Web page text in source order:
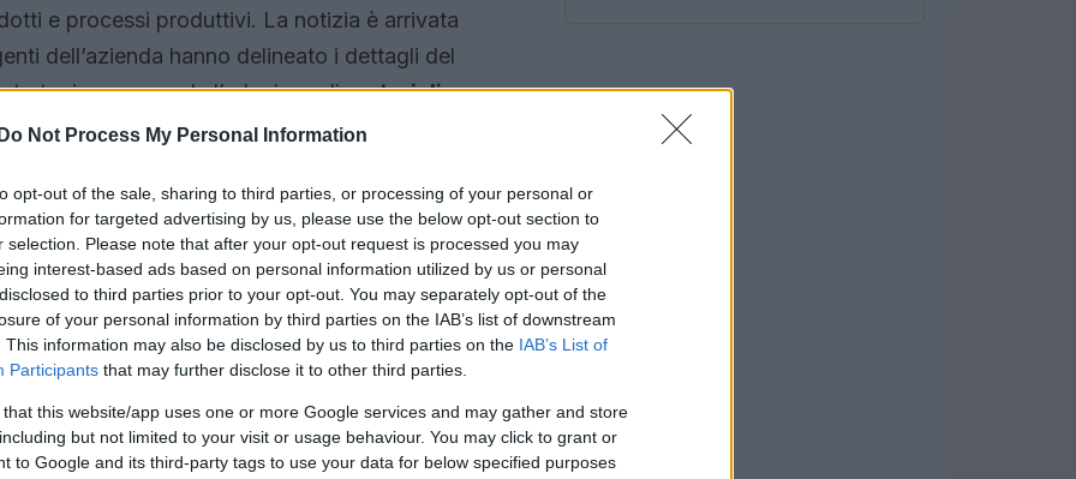
Do Not Process My Personal Information
opt-out of the sale, sharing to third parties, or processing of your personal or
for targeted advertising by us, please use the below opt-out section to
selection. Please note that after your opt-out request is processed you may
interest-based ads based on personal information utilized by us or personal
to third parties prior to your opt-out. You may separately opt-out of the
of your personal information by third parties on the IAB’s list of downstream
This information may also be disclosed by us to third parties on the IAB’s List of
Participants that may further disclose it to other third parties.
that this website/app uses one or more Google services and may gather and store
but not limited to your visit or usage behaviour. You may click to grant or
to Google and its third-party tags to use your data for below specified purposes
e processi produttivi. La notizia è arrivata
dell’azienda hanno delineato i dettagli del
comprende l’adozione dimateriali
fornitura e un incremento nell’uso di
un’azienda completamente
che richiede un impegno significativo in